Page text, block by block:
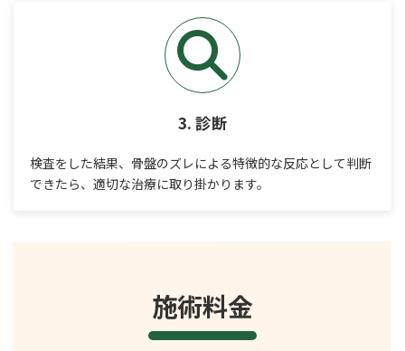
3. 診断
検査をした結果、骨盤のズレによる特徴的な反応として判断
できたら、適切な治療に取り掛かります。
施術料金